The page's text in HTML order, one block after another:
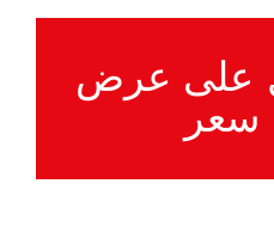
على عرض
سعر